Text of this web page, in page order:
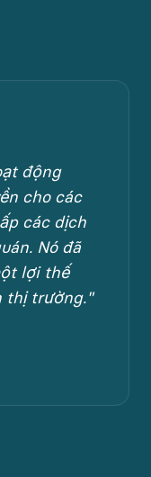
động
cho các
các dịch
Nó đã
lợi thế
thị trường."